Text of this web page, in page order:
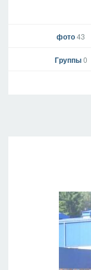
фото43
Группы0